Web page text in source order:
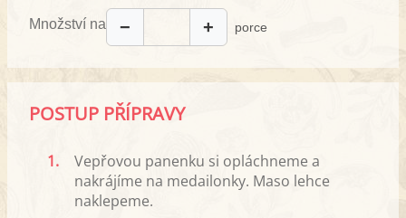
Množství na − + porce
POSTUP PŘÍPRAVY
1.
Vepřovou panenku si opláchneme a
nakrájíme na medailonky. Maso lehce
naklepeme.